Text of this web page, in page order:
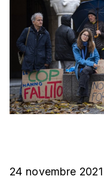
24 novembre 2021